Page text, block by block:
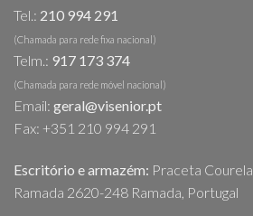
Tel.: 210 994 291
(Chamada para rede fixa nacional)
Telm.: 917 173 374
(Chamada para rede móvel nacional)
Email: geral@visenior.pt
Fax: +351 210 994 291
Escritório e armazém: Praceta
Ramada 2620-248 Ramada, Portugal